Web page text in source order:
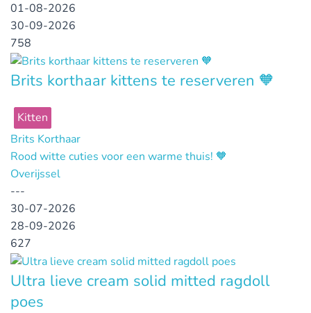
01-08-2026
30-09-2026
758
Brits korthaar kittens te reserveren 🧡
Kitten
Brits Korthaar
Rood witte cuties voor een warme thuis! 🧡
Overijssel
---
30-07-2026
28-09-2026
627
Ultra lieve cream solid mitted ragdoll
poes